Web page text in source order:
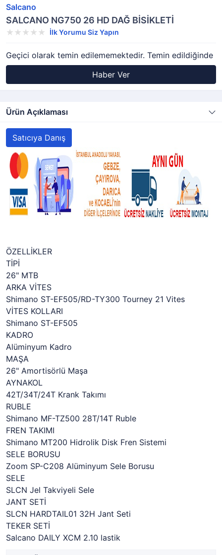
Salcano
SALCANO NG750 26 HD DAĞ BİSİKLETİ
İlk Yorumu Siz Yapın
Geçici olarak temin edilememektedir. Temin edildiğinde
Haber Ver
Ürün Açıklaması
Satıcıya Danış
ÖZELLİKLER
TİPİ
26" MTB
ARKA VİTES
Shimano ST-EF505/RD-TY300 Tourney 21 Vites
VİTES KOLLARI
Shimano ST-EF505
KADRO
Alüminyum Kadro
MAŞA
26" Amortisörlü Maşa
AYNAKOL
42T/34T/24T Krank Takımı
RUBLE
Shimano MF-TZ500 28T/14T Ruble
FREN TAKIMI
Shimano MT200 Hidrolik Disk Fren Sistemi
SELE BORUSU
Zoom SP-C208 Alüminyum Sele Borusu
SELE
SLCN Jel Takviyeli Sele
JANT SETİ
SLCN HARDTAIL01 32H Jant Seti
TEKER SETİ
Salcano DAILY XCM 2.10 lastik